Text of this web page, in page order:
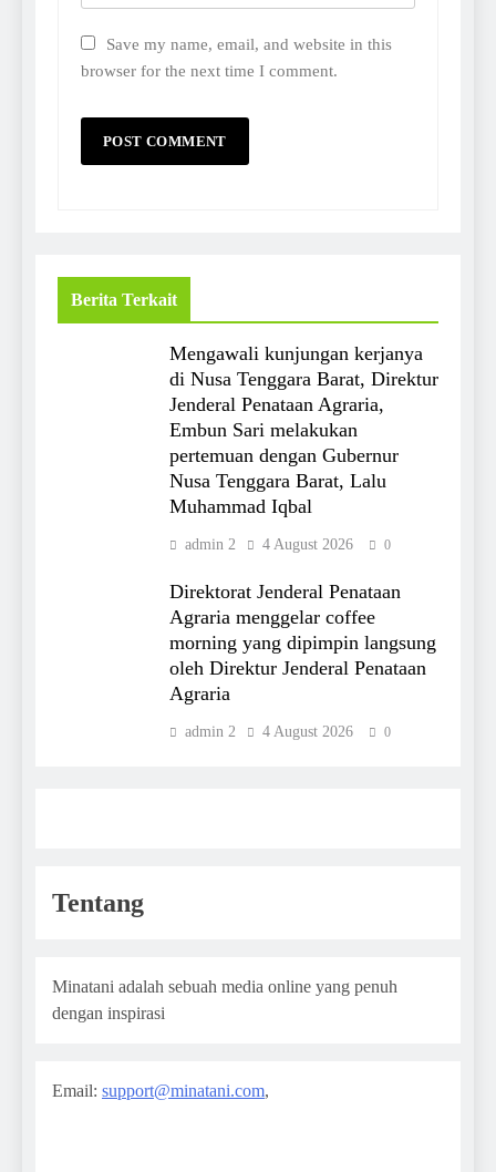
Save my name, email, and website in this
browser for the next time I comment.
Berita Terkait
Mengawali kunjungan kerjanya
di Nusa Tenggara Barat, Direktur
Jenderal Penataan Agraria,
Embun Sari melakukan
pertemuan dengan Gubernur
Nusa Tenggara Barat, Lalu
Muhammad Iqbal
admin 2 4 August 2026 0
Direktorat Jenderal Penataan
Agraria menggelar coffee
morning yang dipimpin langsung
oleh Direktur Jenderal Penataan
Agraria
admin 2 4 August 2026 0
Tentang
Minatani adalah sebuah media online yang penuh
dengan inspirasi
Email: support@minatani.com,